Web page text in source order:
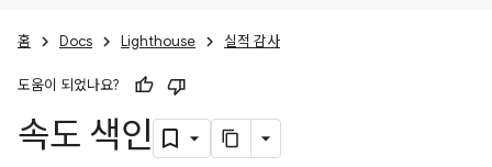
홈 Docs Lighthouse 실적 감사
도움이 되었나요?
속도 색인